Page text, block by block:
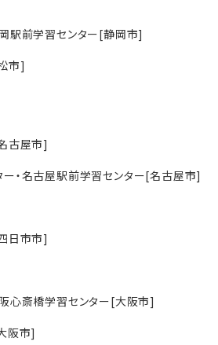
駅前学習センター[静岡市]
市]
古屋市]
・名古屋駅前学習センター[名古屋市]
日市市]
心斎橋学習センター[大阪市]
阪市]